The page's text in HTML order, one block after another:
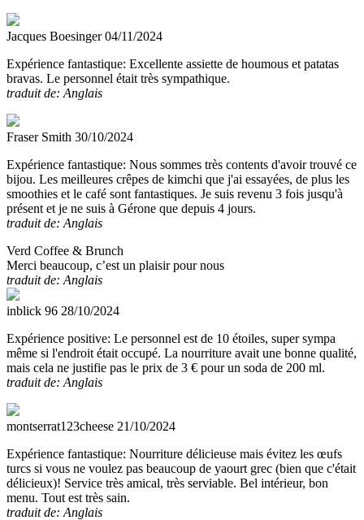
Jacques Boesinger 04/11/2024
Expérience fantastique: Excellente assiette de houmous et patatas
bravas. Le personnel était très sympathique.
traduit de: Anglais
Fraser Smith 30/10/2024
Expérience fantastique: Nous sommes très contents d'avoir trouvé ce
bijou. Les meilleures crêpes de kimchi que j'ai essayées, de plus les
smoothies et le café sont fantastiques. Je suis revenu 3 fois jusqu'à
présent et je ne suis à Gérone que depuis 4 jours.
traduit de: Anglais
Verd Coffee & Brunch
Merci beaucoup, c’est un plaisir pour nous
traduit de: Anglais
inblick 96 28/10/2024
Expérience positive: Le personnel est de 10 étoiles, super sympa
même si l'endroit était occupé. La nourriture avait une bonne qualité,
mais cela ne justifie pas le prix de 3 € pour un soda de 200 ml.
traduit de: Anglais
montserrat123cheese 21/10/2024
Expérience fantastique: Nourriture délicieuse mais évitez les œufs
turcs si vous ne voulez pas beaucoup de yaourt grec (bien que c'était
délicieux)! Service très amical, très serviable. Bel intérieur, bon
menu. Tout est très sain.
traduit de: Anglais